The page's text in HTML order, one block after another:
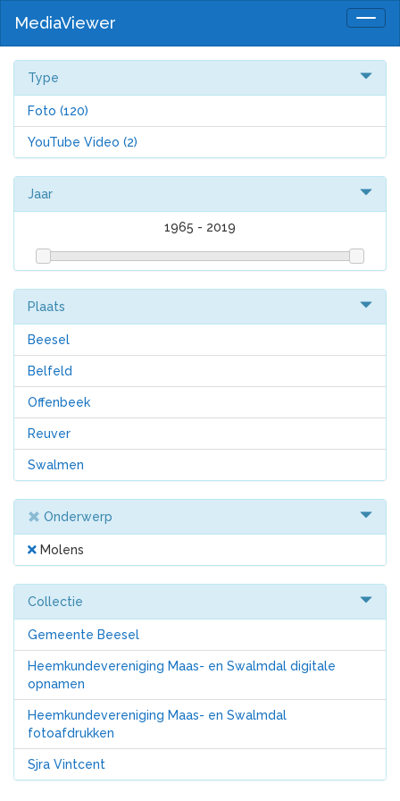
MediaViewer
Type
Foto (120)
YouTube Video (2)
Jaar
1965 - 2019
Plaats
Beesel
Belfeld
Offenbeek
Reuver
Swalmen
Onderwerp
Molens
Collectie
Gemeente Beesel
Heemkundevereniging Maas- en Swalmdal digitale
opnamen
Heemkundevereniging Maas- en Swalmdal
fotoafdrukken
Sjra Vintcent